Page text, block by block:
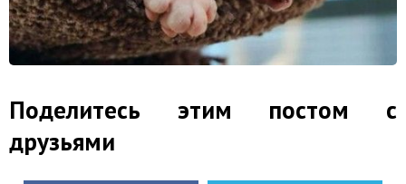
Поделитесь этим постом с
друзьями